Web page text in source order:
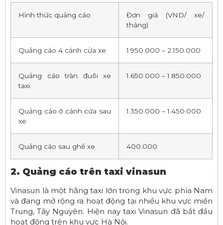
Hình thức quảng cáo
Đơn giá (VND/ xe/
tháng)
Quảng cáo 4 cánh cửa xe 1.950.000 – 2.150.000
Quảng cáo tràn đuôi xe
taxi
1.650.000 – 1.850.000
Quảng cáo ở cánh cửa sau
xe
1.350.000 – 1.450.000
Quảng cáo sau ghế xe 400.000
2. Quảng cáo trên taxi vinasun
Vinasun là một hãng taxi lớn trong khu vực phía Nam
và đang mở rộng ra hoạt động tại nhiều khu vực miền
Trung, Tây Nguyên. Hiện nay taxi Vinasun đã bắt đầu
hoạt động trên khu vực Hà Nội.